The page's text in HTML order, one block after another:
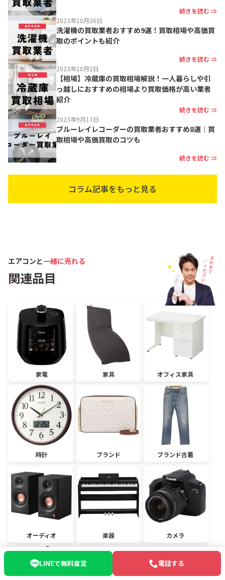
続きを読む ⇒
2023年10月26日
洗濯機の買取業者おすすめ9選！買取相場や高価買
取のポイントも紹介
続きを読む ⇒
2023年10月2日
【相場】冷蔵庫の買取相場解説！一人暮らしや引
っ越しにおすすめの相場より買取価格が高い業者
紹介
続きを読む ⇒
2023年9月17日
ブルーレイレコーダーの買取業者おすすめ8選｜買
取相場や高価買取のコツも
続きを読む ⇒
コラム記事をもっと見る
エアコンと一緒に売れる
関連品目
家電 家具 オフィス家具
時計 ブランド ブランド古着
オーディオ 楽器 カメラ
電話する
LINEで無料査定